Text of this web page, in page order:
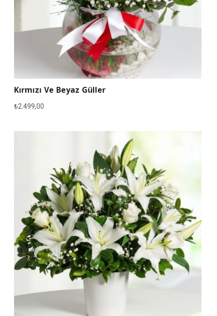
Kırmızı Ve Beyaz Güller
₺2.499,00